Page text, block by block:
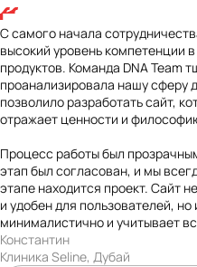
С самого начала
высокий уровень компетенции
продуктов. Команда DNA Team
проанализировала нашу сферу
позволило разработать сайт,
отражает ценности и
Процесс работы был
этап был согласован, и мы
этапе находится проект. Сайт
и удобен для пользователей, но
минималистично и учитывает
Константин
Клиника Seline, Дубай